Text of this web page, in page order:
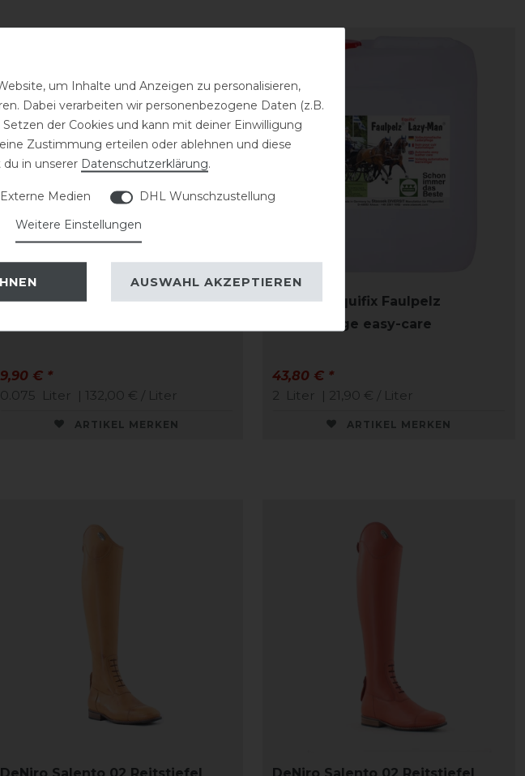
CAVALLO Care Creme
9,90 € *
0.075 Liter | 132,00 € / Liter
ARTIKEL MERKEN
Stassek Equifix Faulpelz
Lederpflege easy-care
43,80 € *
2 Liter | 21,90 € / Liter
ARTIKEL MERKEN
DeNiro Salento 02 Reitstiefel
DeNiro Salento 02 Reitstiefel
um Inhalte und Anzeigen zu personalisieren,
Dabei verarbeiten wir personenbezogene Daten (z.B.
der Cookies und kann mit deiner Einwilligung
Zustimmung erteilen oder ablehnen und diese
in unserer Daten­schutz­erklärung.
Externe Medien
DHL Wunschzustellung
Weitere Einstellungen
AUSWAHL AKZEPTIEREN